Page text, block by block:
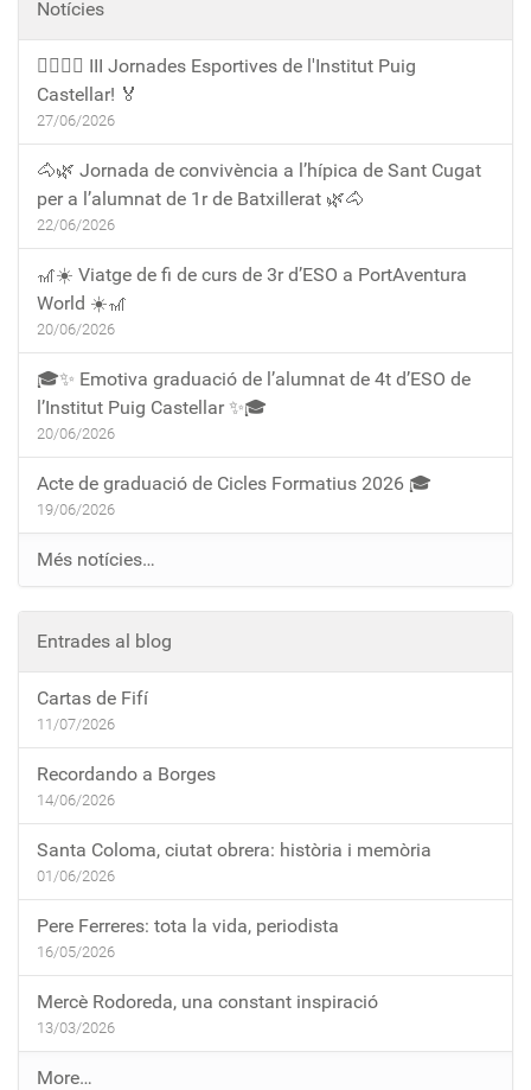
Notícies
🏃‍♀️🏃‍♂️ III Jornades Esportives de l'Institut Puig
Castellar! 🏅
27/06/2026
🐴🌿 Jornada de convivència a l’hípica de Sant Cugat
per a l’alumnat de 1r de Batxillerat 🌿🐴
22/06/2026
🎢☀️ Viatge de fi de curs de 3r d’ESO a PortAventura
World ☀️🎢
20/06/2026
🎓✨ Emotiva graduació de l’alumnat de 4t d’ESO de
l’Institut Puig Castellar ✨🎓
20/06/2026
Acte de graduació de Cicles Formatius 2026 🎓
19/06/2026
Més notícies…
Entrades al blog
Cartas de Fifí
11/07/2026
Recordando a Borges
14/06/2026
Santa Coloma, ciutat obrera: història i memòria
01/06/2026
Pere Ferreres: tota la vida, periodista
16/05/2026
Mercè Rodoreda, una constant inspiració
13/03/2026
E
More…